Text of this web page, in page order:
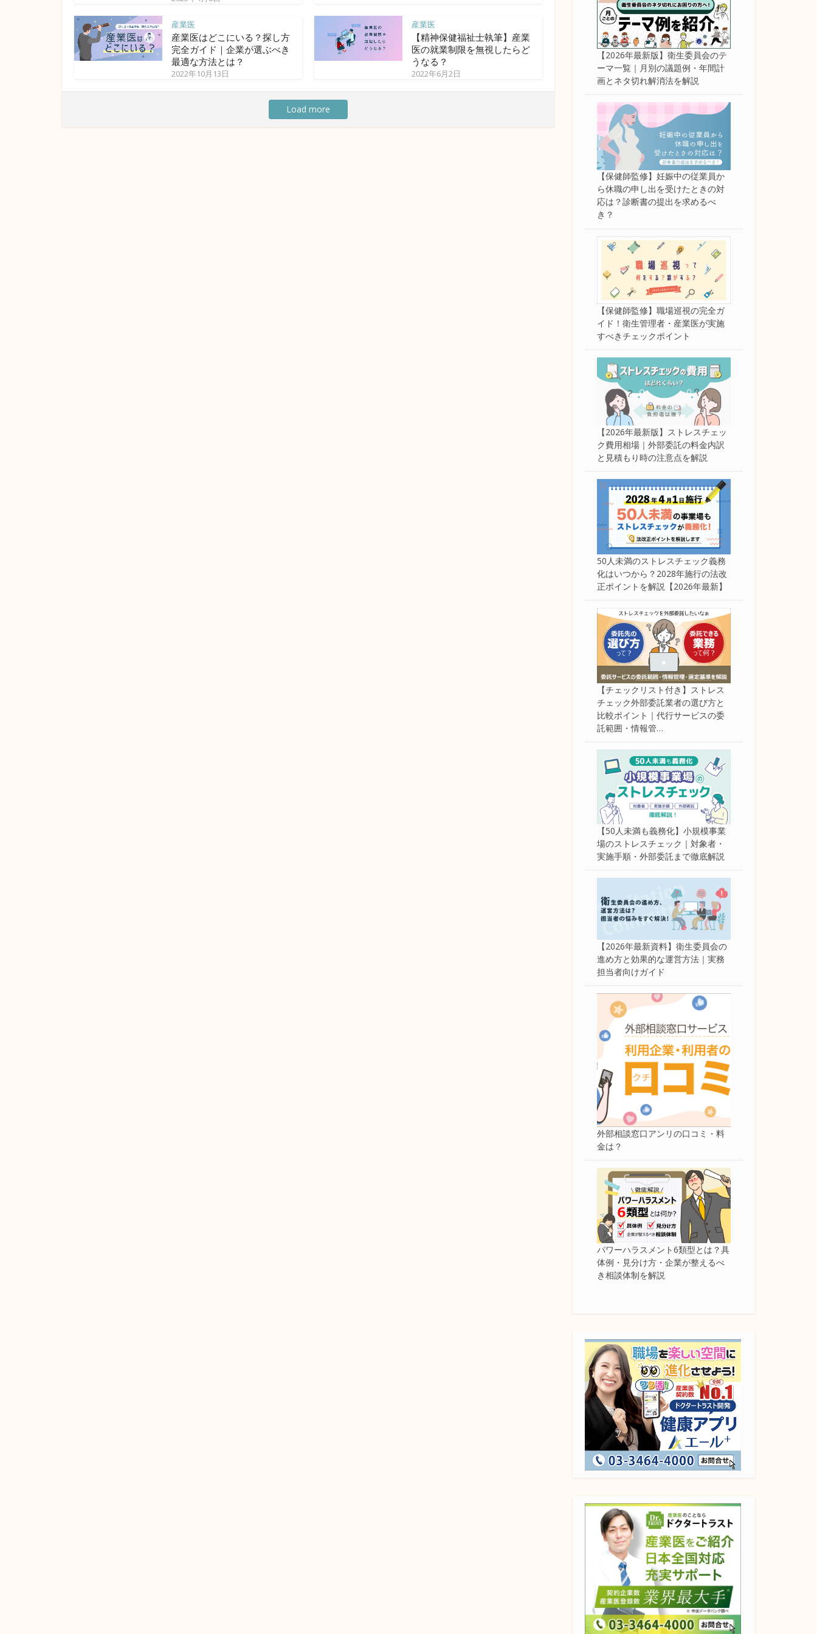
産業医
産業医はどこにいる？探し方
完全ガイド｜企業が選ぶべき
最適な方法とは？
2022年10月13日
産業医
【精神保健福祉士執筆】産業
医の就業制限を無視したらど
うなる？
2022年6月2日
Load more
【2026年最新版】衛生委員会のテ
ーマ一覧｜月別の議題例・年間計
画とネタ切れ解消法を解説
【保健師監修】妊娠中の従業員か
ら休職の申し出を受けたときの対
応は？診断書の提出を求めるべ
き？
【保健師監修】職場巡視の完全ガ
イド！衛生管理者・産業医が実施
すべきチェックポイント
【2026年最新版】ストレスチェッ
ク費用相場｜外部委託の料金内訳
と見積もり時の注意点を解説
50人未満のストレスチェック義務
化はいつから？2028年施行の法改
正ポイントを解説【2026年最新】
【チェックリスト付き】ストレス
チェック外部委託業者の選び方と
比較ポイント｜代行サービスの委
託範囲・情報管…
【50人未満も義務化】小規模事業
場のストレスチェック｜対象者・
実施手順・外部委託まで徹底解説
【2026年最新資料】衛生委員会の
進め方と効果的な運営方法｜実務
担当者向けガイド
外部相談窓口アンリの口コミ・料
金は？
パワーハラスメント6類型とは？具
体例・見分け方・企業が整えるべ
き相談体制を解説